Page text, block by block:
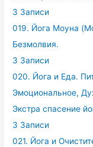
3 Записи
019. Йога Моуна
Безмолвия.
3 Записи
020. Йога и Еда.
Эмоциональное,
Экстра спасение
3 Записи
021. Йога и